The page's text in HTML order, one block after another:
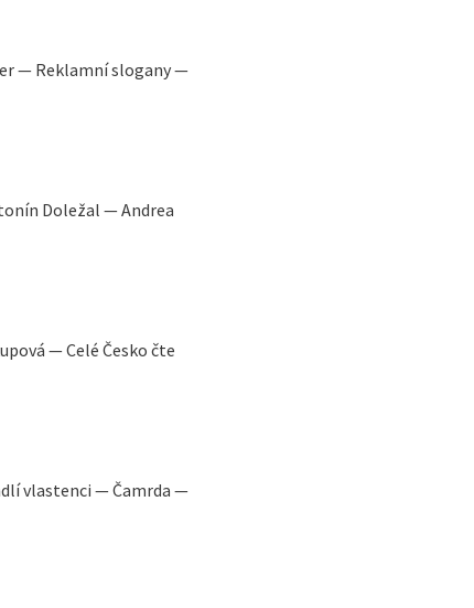
— Reklamní slogany —
Doležal — Andrea
— Celé Česko čte
vlastenci — Čamrda —